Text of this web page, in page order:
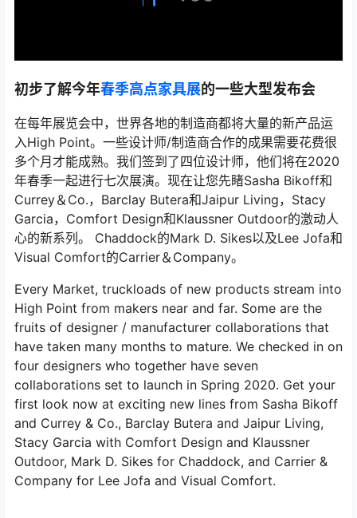
初步了解今年春季高点家具展的一些大型发布会
在每年展览会中，世界各地的制造商都将大量的新产品运
入High Point。一些设计师/制造商合作的成果需要花费很
多个月才能成熟。我们签到了四位设计师，他们将在2020
年春季一起进行七次展演。现在让您先睹Sasha Bikoff和
Currey＆Co.，Barclay Butera和Jaipur Living，Stacy
Garcia，Comfort Design和Klaussner Outdoor的激动人
心的新系列。 Chaddock的Mark D. Sikes以及Lee Jofa和
Visual Comfort的Carrier＆Company。
Every Market, truckloads of new products stream into
High Point from makers near and far. Some are the
fruits of designer / manufacturer collaborations that
have taken many months to mature. We checked in on
four designers who together have seven
collaborations set to launch in Spring 2020. Get your
first look now at exciting new lines from Sasha Bikoff
and Currey & Co., Barclay Butera and Jaipur Living,
Stacy Garcia with Comfort Design and Klaussner
Outdoor, Mark D. Sikes for Chaddock, and Carrier &
Company for Lee Jofa and Visual Comfort.